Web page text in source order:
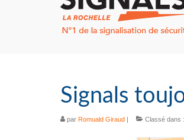
Signals
par Romuald Giraud | Classé dans :